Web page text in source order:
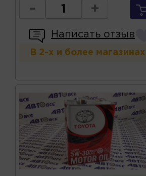
- +
Написать отзыв
В 2-х и более магазинах